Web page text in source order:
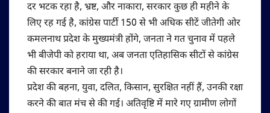
दर भटक रहा है, भ्रष्ट, और नाकारा, सरकार कुछ ही महीने के
लिए रह गई है, कांग्रेस पार्टी 150 से भी अधिक सीटें जीतेगी ओर
कमलनाथ प्रदेश के मुख्यमंत्री होंगे, जनता ने गत चुनाव में पहले
भी बीजेपी को हराया था, अब जनता एतिहासिक सीटों से कांग्रेस
की सरकार बनाने जा रही है।
प्रदेश की बहना, युवा, दलित, किसान, सुरक्षित नहीं हैं, उनकी रक्षा
करने की बात मंच से की गई। अतिवृष्टि में मारे गए ग्रामीण लोगों